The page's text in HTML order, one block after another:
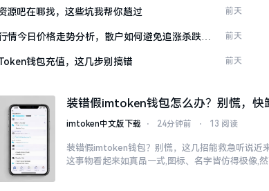
源吧在哪找，这些坑我帮你趟过 前天
情今日价格走势分析，散户如何避免追涨杀跌被
前天
钱包充值，这几步别搞错 前天
装错假imtoken钱包怎么办？别慌，快
imtoken中文版下载 ⋅ 24分钟前 ⋅ 13 阅读
装错假imtoken钱包？别慌，这几招能救急听说近
这事物看起来如真品一式,图标、名字皆仿得极像,然